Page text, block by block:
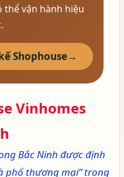
vận hành hiệu
Shophouse→
Vinhomes
Bắc Ninh được định
phố thương mại” trong